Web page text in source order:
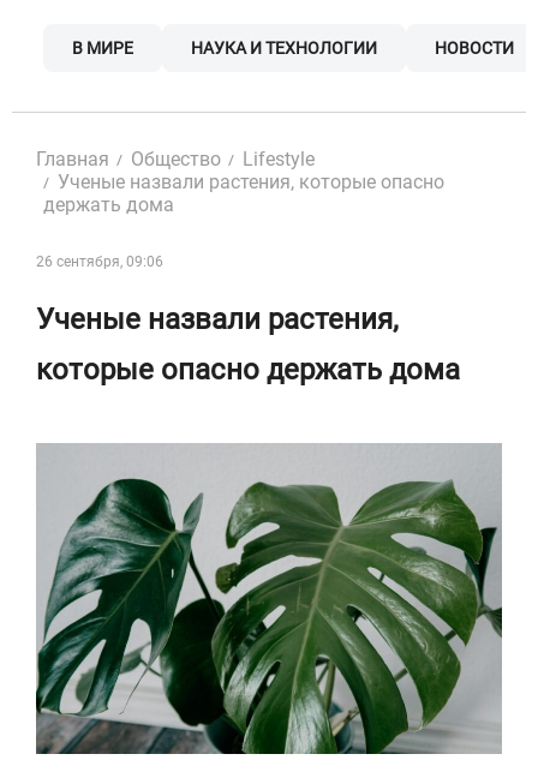
В МИРЕ НАУКА И ТЕХНОЛОГИИ НОВОСТИ
Главная Общество
Lifestyle
Ученые назвали растения, которые опасно
держать дома
26 сентября, 09:06
Ученые назвали растения,
которые опасно держать дома